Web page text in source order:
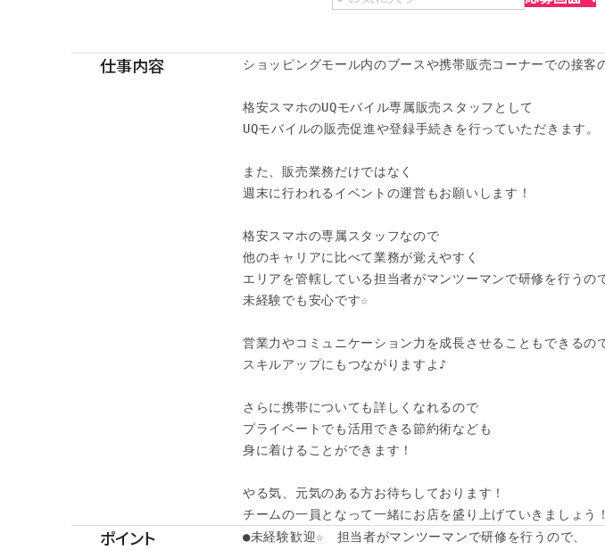
仕事内容 ショッピングモール内のブースや携帯販売コーナーでの接客
格安スマホのUQモバイル専属販売スタッフとして
UQモバイルの販売促進や登録手続きを行っていただきます。
また、販売業務だけではなく
週末に行われるイベントの運営もお願いします！
格安スマホの専属スタッフなので
他のキャリアに比べて業務が覚えやすく
エリアを管轄している担当者がマンツーマンで研修を行うの
未経験でも安心です☆
営業力やコミュニケーション力を成長させることもできるの
スキルアップにもつながりますよ♪
さらに携帯についても詳しくなれるので
プライベートでも活用できる節約術なども
身に着けることができます！
やる気、元気のある方お待ちしております！
チームの一員となって一緒にお店を盛り上げていきましょう！
ポイント
●未経験歓迎☆　担当者がマンツーマンで研修を行うので、